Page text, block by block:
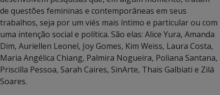
de questões femininas e contemporâneas em seus
trabalhos, seja por um viés mais íntimo e particular ou com
uma intenção social e política. São elas: Alice Yura, Amanda
Dim, Auriellen Leonel, Joy Gomes, Kim Weiss, Laura Costa,
Maria Angélica Chiang, Palmira Nogueira, Poliana Santana,
Priscilla Pessoa, Sarah Caires, SinArte, Thais Galbiati e Zilá
Soares.